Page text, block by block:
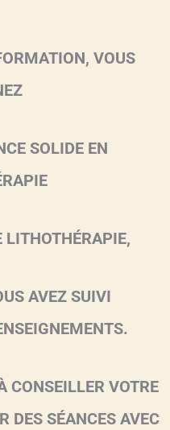
VOUS
SOLIDE EN
LITHOTHÉRAPIE,
AVEZ SUIVI
CONSEILLER VOTRE
DES SÉANCES AVEC